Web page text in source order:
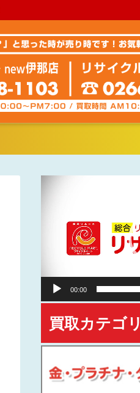
ヤ
00:00
買取カテゴリ